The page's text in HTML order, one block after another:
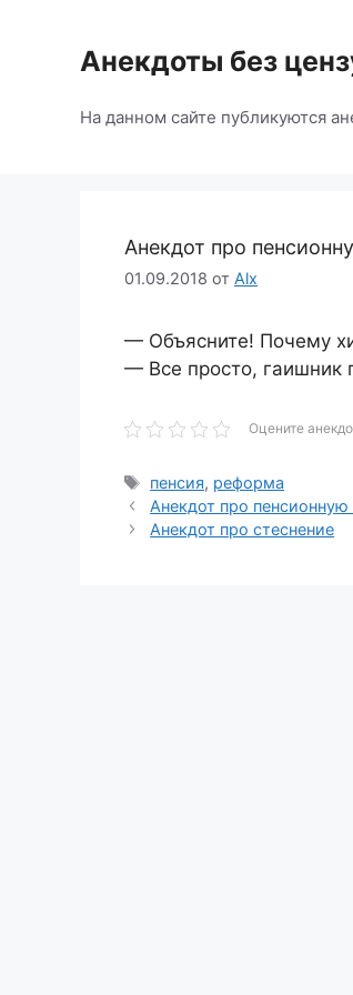
содержимомуАнекдоты без
На данном сайте публикуются
Анекдот про
01.09.2018 от Alx
— Объясните! Почему
— Все просто, гаишник
Оцените
Метки
пенсия, реформа
Анекдот про
Анекдот про стеснение